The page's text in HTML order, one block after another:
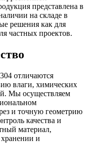
представлена в
на складе в
решения как для
частных проектов.
отличаются
влаги, химических
Мы осуществляем
и точную геометрию
качества и
материал,
и